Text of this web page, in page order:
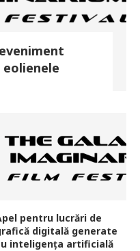
pentru lucrări de
digitală generate
inteligența artificială